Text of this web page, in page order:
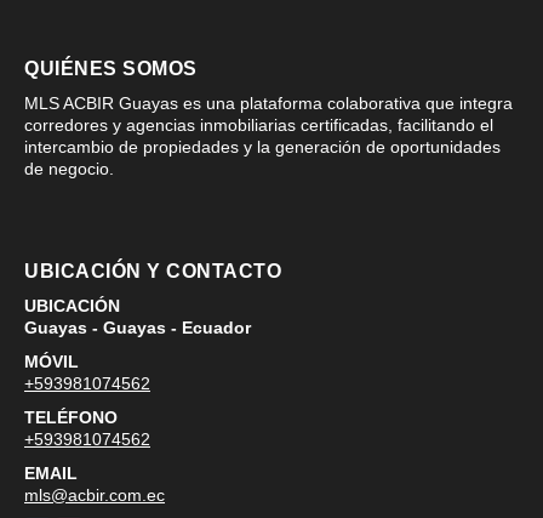
QUIÉNES SOMOS
MLS ACBIR Guayas es una plataforma colaborativa que integra
corredores y agencias inmobiliarias certificadas, facilitando el
intercambio de propiedades y la generación de oportunidades
de negocio.
UBICACIÓN Y CONTACTO
UBICACIÓN
Guayas - Guayas - Ecuador
MÓVIL
+593981074562
TELÉFONO
+593981074562
EMAIL
mls@acbir.com.ec